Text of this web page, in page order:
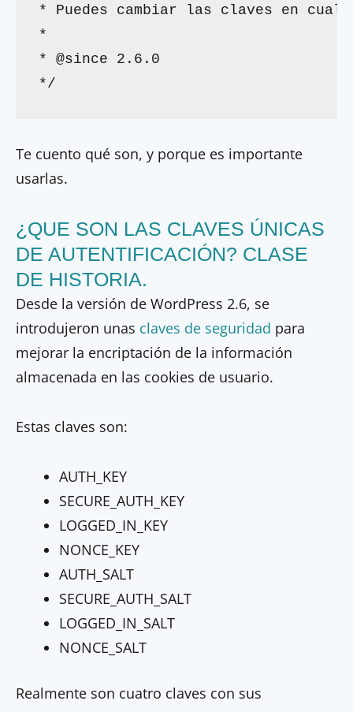
* Puedes cambiar las claves en
*
* @since 2.6.0
*/
Te cuento qué son, y porque es importante
usarlas.
¿QUE SON LAS CLAVES ÚNICAS
DE AUTENTIFICACIÓN? CLASE
DE HISTORIA.
Desde la versión de WordPress 2.6, se
introdujeron unas claves de seguridad para
mejorar la encriptación de la información
almacenada en las cookies de usuario.
Estas claves son:
AUTH_KEY
SECURE_AUTH_KEY
LOGGED_IN_KEY
NONCE_KEY
AUTH_SALT
SECURE_AUTH_SALT
LOGGED_IN_SALT
NONCE_SALT
Realmente son cuatro claves con sus